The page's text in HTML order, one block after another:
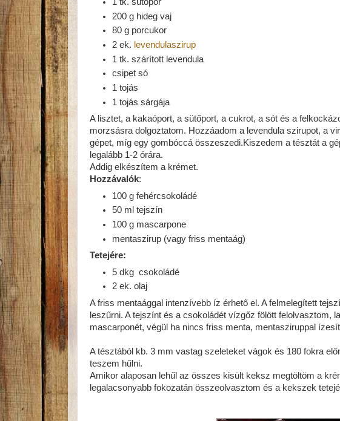
200 g hideg vaj
80 g porcukor
2 ek. levendulaszirup
1 tk. szárított levendula
csipet só
1 tojás
1 tojás sárgája
A lisztet, a kakaóport, a sütőport, a cukrot, a sót és a
morzsásra dolgoztatom. Hozzáadom a levendula szirupot, a
gépet, míg egy gombóccá összeszedi.Kiszedem a tésztát a
legalább 1-2 órára.
Addig elkészítem a krémet.
Hozzávalók:
100 g fehércsokoládé
50 ml tejszín
100 g mascarpone
mentaszirup (vagy friss mentaág)
Tetejére:
5 dkg csokoládé
2 ek. olaj
A friss mentaággal intenzívebb íz érhető el. A felmelegített
leszűrni. A tejszínt és a csokoládét vízgőz fölött felolvasztom,
mascarponét, végül ha nincs friss menta, mentasziruppal
A tésztából kb. 3 mm vastag szeleteket vágok és 180 fokra
teszem hűlni.
Amikor alaposan lehűl az összes kisült keksz megtöltöm a
legalacsonyabb fokozatán összeolvasztom és a kekszek